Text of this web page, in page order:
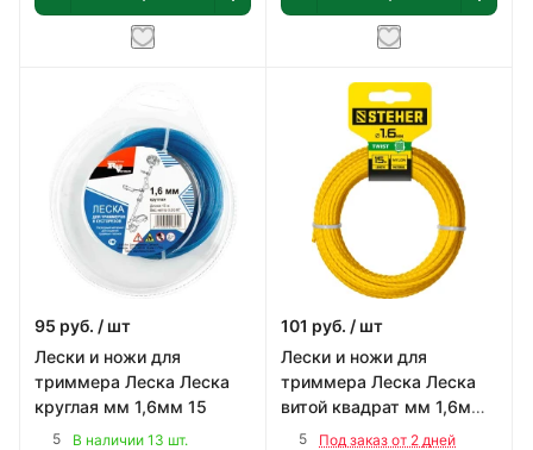
95 руб. / шт
Лески и ножи для
триммера Леска Леска
круглая мм 1,6мм 15
5
В наличии 13 шт.
101 руб. / шт
Лески и ножи для
триммера Леска Леска
витой квадрат мм 1,6мм
5
Под заказ от 2 дней